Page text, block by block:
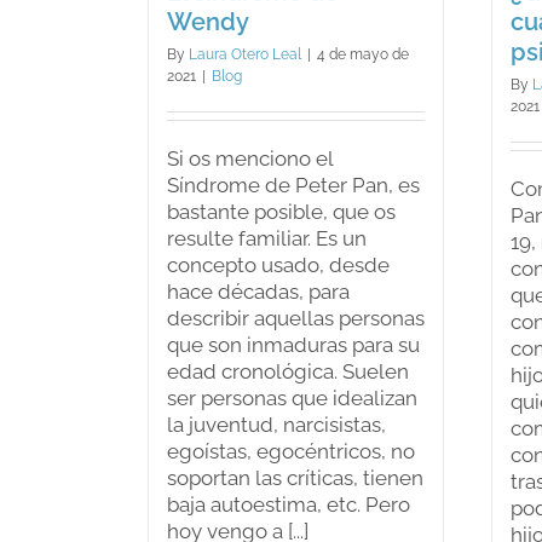
Wendy
By Laura Otero Leal
4 de mayo de
2021
Blog
Si os menciono el
Síndrome de Peter Pan, es
bastante posible, que os
resulte familiar. Es un
concepto usado, desde
hace décadas, para
describir aquellas personas
que son inmaduras para su
edad cronológica. Suelen
ser personas que idealizan
la juventud, narcisistas,
egoístas, egocéntricos, no
soportan las críticas, tienen
baja autoestima, etc. Pero
hoy vengo a [...]
By
2021